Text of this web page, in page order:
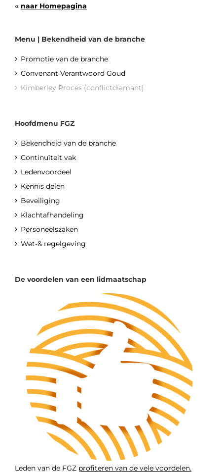
« naar Homepagina
Menu | Bekendheid van de branche
Promotie van de branche
Convenant Verantwoord Goud
Kimberley Proces (conflictdiamant)
Hoofdmenu FGZ
Bekendheid van de branche
Continuïteit vak
Ledenvoordeel
Kennis delen
Beveiliging
Klachtafhandeling
Personeelszaken
Wet-& regelgeving
De voordelen van een lidmaatschap
Leden van de FGZ profiteren van de vele voordelen.